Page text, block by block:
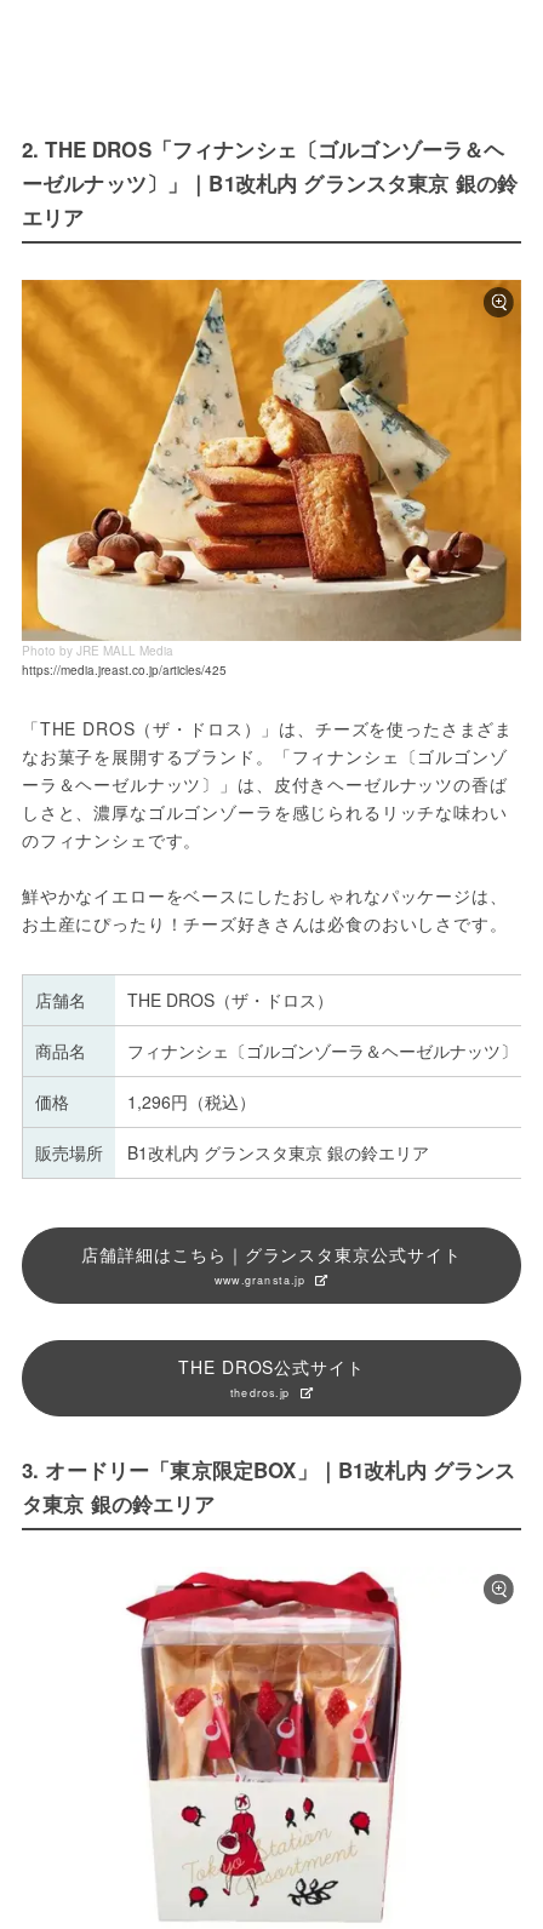
2. THE DROS「フィナンシェ〔ゴルゴンゾーラ＆ヘ
ーゼルナッツ〕」｜B1改札内 グランスタ東京 銀の鈴
エリア
Photo by JRE MALL Media
https://media.jreast.co.jp/articles/425
「THE DROS（ザ・ドロス）」は、チーズを使ったさまざま
なお菓子を展開するブランド。「フィナンシェ〔ゴルゴンゾ
ーラ＆ヘーゼルナッツ〕」は、皮付きヘーゼルナッツの香ば
しさと、濃厚なゴルゴンゾーラを感じられるリッチな味わい
のフィナンシェです。
鮮やかなイエローをベースにしたおしゃれなパッケージは、
お土産にぴったり！チーズ好きさんは必食のおいしさです。
店舗名 THE DROS（ザ・ドロス）
商品名 フィナンシェ〔ゴルゴンゾーラ＆ヘーゼルナッツ〕
価格 1,296円（税込）
販売場所 B1改札内 グランスタ東京 銀の鈴エリア
店舗詳細はこちら｜グランスタ東京公式サイト
www.gransta.jp
THE DROS公式サイト
thedros.jp
3. オードリー「東京限定BOX」｜B1改札内 グランス
タ東京 銀の鈴エリア